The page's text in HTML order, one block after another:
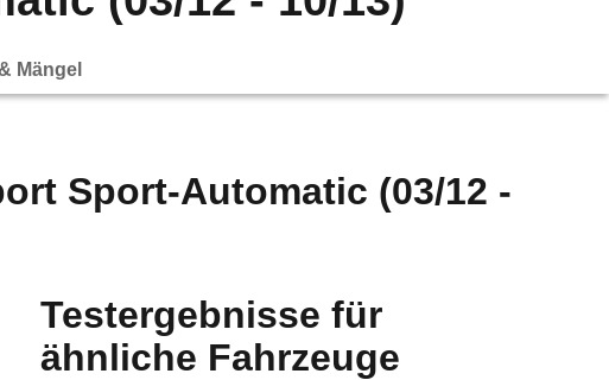
Mängel
Sport-Automatic (03/12 -
Testergebnisse für
ähnliche Fahrzeuge